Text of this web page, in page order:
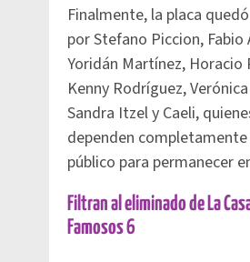
Finalmente, la placa
por Stefano Piccion, Fabio
Yoridán Martínez, Horacio
Kenny Rodríguez,
Sandra Itzel y Caeli,
dependen
público para permanecer
Filtran al eliminado de La
Famosos 6